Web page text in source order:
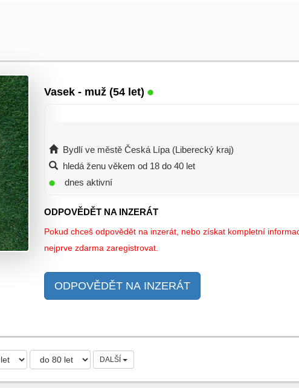
Vasek - muž (54 let)
Bydlí ve městě Česká Lípa (Liberecký kraj)
hledá ženu věkem od 18 do 40 let
dnes aktivní
ODPOVĚDĚT NA INZERÁT
Pokud chceš odpovědět na inzerát, nebo získat kompletní
nejprve zdarma zaregistrovat.
ODPOVĚDĚT NA INZERÁT
DALŠÍ